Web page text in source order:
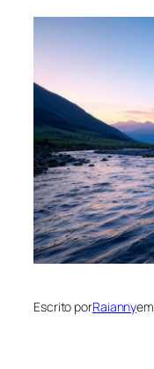
Escrito porRaiannyem